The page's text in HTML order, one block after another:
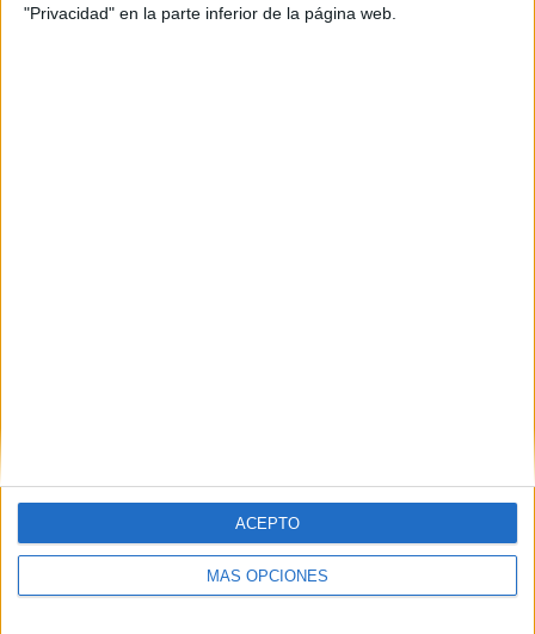
"Privacidad" en la parte inferior de la página web.
MÁS OPCIONES
ACEPTO
email